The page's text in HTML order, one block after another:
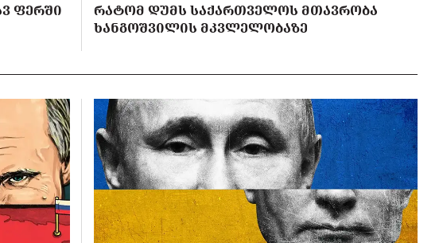
ᲤᲔᲠᲨᲘ
ᲠᲐᲢᲝᲛ ᲓᲣᲛᲡ ᲡᲐᲥᲐᲠᲗᲕᲔᲚᲝᲡ ᲛᲗᲐᲕᲠᲝᲑᲐ
ᲮᲐᲜᲒᲝᲨᲕᲘᲚᲘᲡ ᲛᲙᲕᲚᲔᲚᲝᲑᲐᲖᲔ